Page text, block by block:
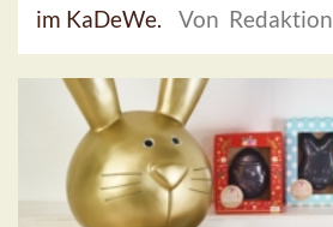
im KaDeWe.
Von Redaktion